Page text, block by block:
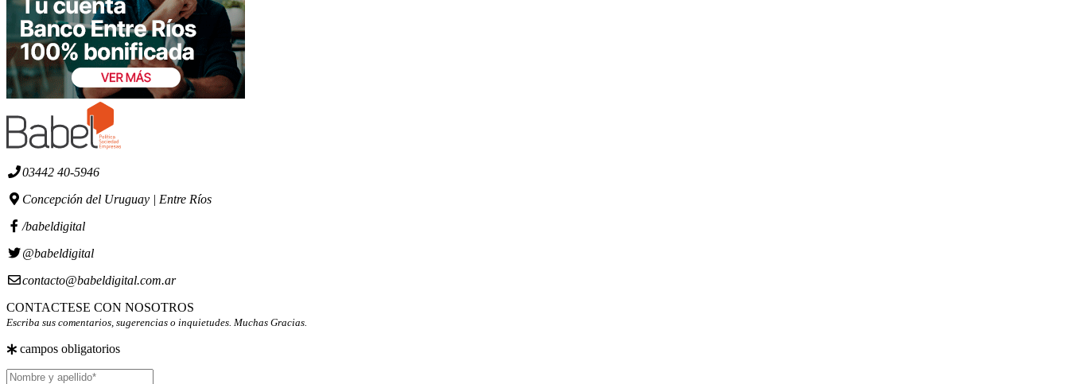
03442 40-5946
Concepción del Uruguay | Entre Ríos
/babeldigital
@babeldigital
contacto@babeldigital.com.ar
CONTACTESE CON NOSOTROS
Escriba sus comentarios, sugerencias o inquietudes. Muchas Gracias.
campos obligatorios
Nombre